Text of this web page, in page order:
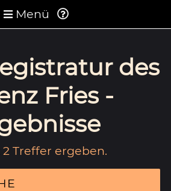
Menü
des
Fries -
Treffer ergeben.